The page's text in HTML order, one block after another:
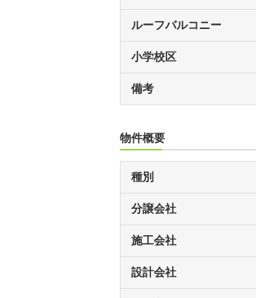
ルーフバルコニー
小学校区
備考
物件概要
種別
分譲会社
施工会社
設計会社